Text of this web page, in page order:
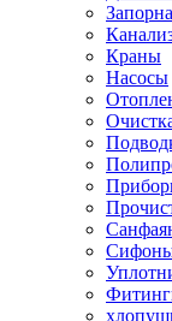
Краны
Насосы